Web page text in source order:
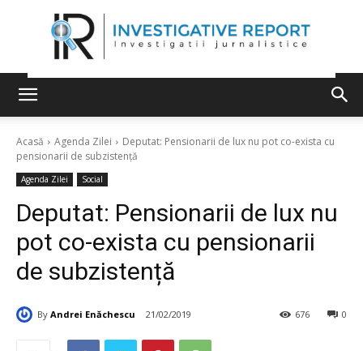
Acasă Agenda Zilei
Deputat: Pensionarii de lux nu pot co-exista cu
pensionarii de subzistență
Agenda Zilei Social
Deputat: Pensionarii de lux nu
pot co-exista cu pensionarii
de subzistență
By Andrei Enăchescu 21/02/2019 0
676